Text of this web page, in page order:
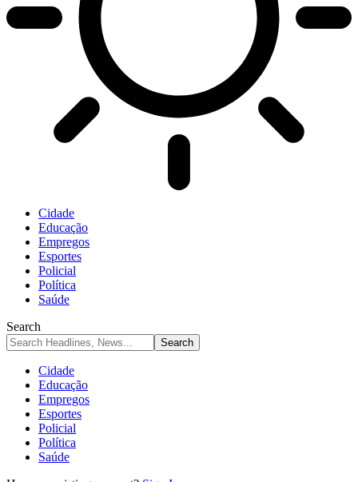
Cidade
Educação
Empregos
Esportes
Policial
Política
Saúde
Search
Cidade
Educação
Empregos
Esportes
Policial
Política
Saúde